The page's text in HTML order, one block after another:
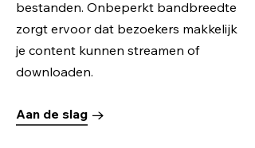
bestanden. Onbeperkt bandbreedte
zorgt ervoor dat bezoekers makkelijk
je content kunnen streamen of
downloaden.
Aan de slag